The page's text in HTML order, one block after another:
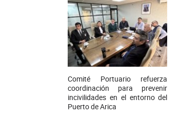
Comité Portuario refuerza
coordinación para prevenir
incivilidades en el entorno del
Puerto de Arica